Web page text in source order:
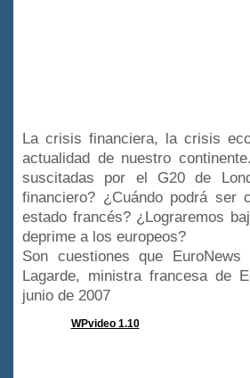
La crisis financiera, la crisis
actualidad de nuestro
suscitadas por el G20 de
financiero? ¿Cuándo podrá ser
estado francés? ¿Lograremos
deprime a los europeos?
Son cuestiones que
Lagarde, ministra francesa de
junio de 2007
WPvideo 1.10